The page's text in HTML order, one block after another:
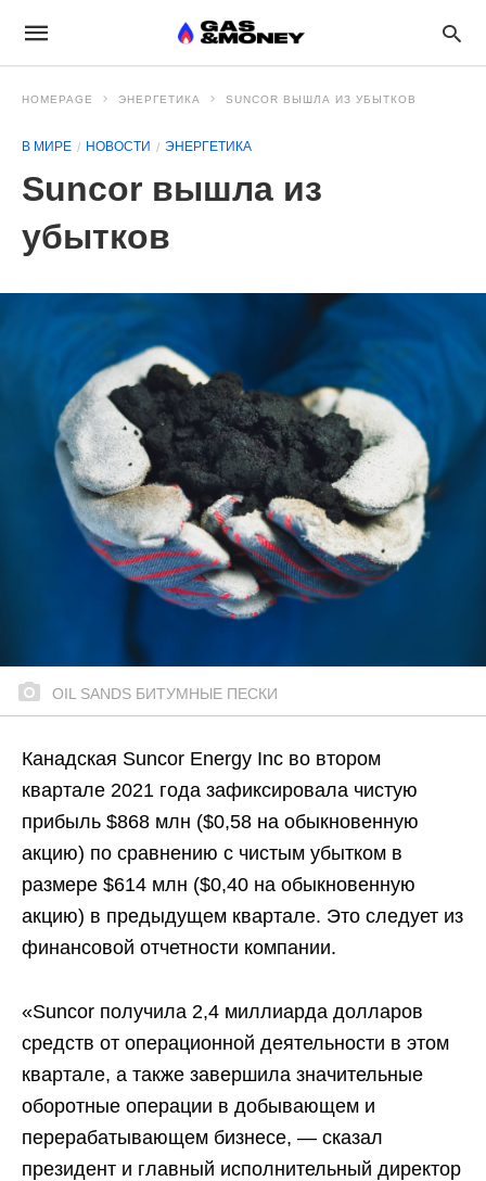
HOMEPAGE ЭНЕРГЕТИКА SUNCOR ВЫШЛА ИЗ УБЫТКОВ
В МИРЕ НОВОСТИ ЭНЕРГЕТИКА
Suncor вышла из
убытков
OIL SANDS БИТУМНЫЕ ПЕСКИ
Канадская Suncor Energy Inc во втором
квартале 2021 года зафиксировала чистую
прибыль $868 млн ($0,58 на обыкновенную
акцию) по сравнению с чистым убытком в
размере $614 млн ($0,40 на обыкновенную
акцию) в предыдущем квартале. Это следует из
финансовой отчетности компании.
«Suncor получила 2,4 миллиарда долларов
средств от операционной деятельности в этом
квартале, а также завершила значительные
оборотные операции в добывающем и
перерабатывающем бизнесе, — сказал
президент и главный исполнительный директор